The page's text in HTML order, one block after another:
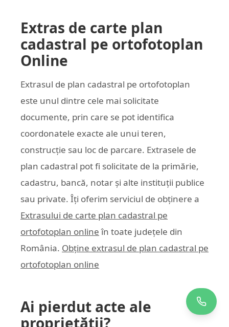
Extras de carte plan
cadastral pe ortofotoplan
Online
Extrasul de plan cadastral pe ortofotoplan
este unul dintre cele mai solicitate
documente, prin care se pot identifica
coordonatele exacte ale unui teren,
construcție sau loc de parcare. Extrasele de
plan cadastral pot fi solicitate de la primărie,
cadastru, bancă, notar și alte instituții publice
sau private. Îți oferim serviciul de obținere a
Extrasului de carte plan cadastral pe
ortofotoplan online în toate județele din
România. Obține extrasul de plan cadastral pe
ortofotoplan online
Ai pierdut acte ale
proprietății?